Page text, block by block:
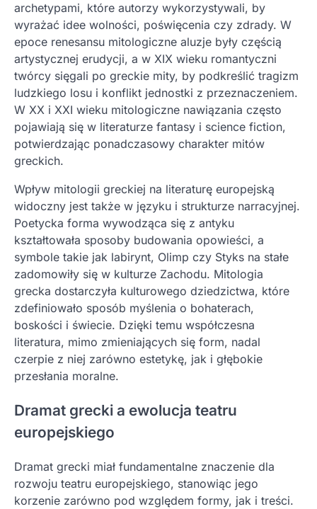
archetypami, które autorzy wykorzystywali, by
wyrażać idee wolności, poświęcenia czy zdrady. W
epoce renesansu mitologiczne aluzje były częścią
artystycznej erudycji, a w XIX wieku romantyczni
twórcy sięgali po greckie mity, by podkreślić tragizm
ludzkiego losu i konflikt jednostki z przeznaczeniem.
W XX i XXI wieku mitologiczne nawiązania często
pojawiają się w literaturze fantasy i science fiction,
potwierdzając ponadczasowy charakter mitów
greckich.
Wpływ mitologii greckiej na literaturę europejską
widoczny jest także w języku i strukturze narracyjnej.
Poetycka forma wywodząca się z antyku
kształtowała sposoby budowania opowieści, a
symbole takie jak labirynt, Olimp czy Styks na stałe
zadomowiły się w kulturze Zachodu. Mitologia
grecka dostarczyła kulturowego dziedzictwa, które
zdefiniowało sposób myślenia o bohaterach,
boskości i świecie. Dzięki temu współczesna
literatura, mimo zmieniających się form, nadal
czerpie z niej zarówno estetykę, jak i głębokie
przesłania moralne.
Dramat grecki a ewolucja teatru
europejskiego
Dramat grecki miał fundamentalne znaczenie dla
rozwoju teatru europejskiego, stanowiąc jego
korzenie zarówno pod względem formy, jak i treści.